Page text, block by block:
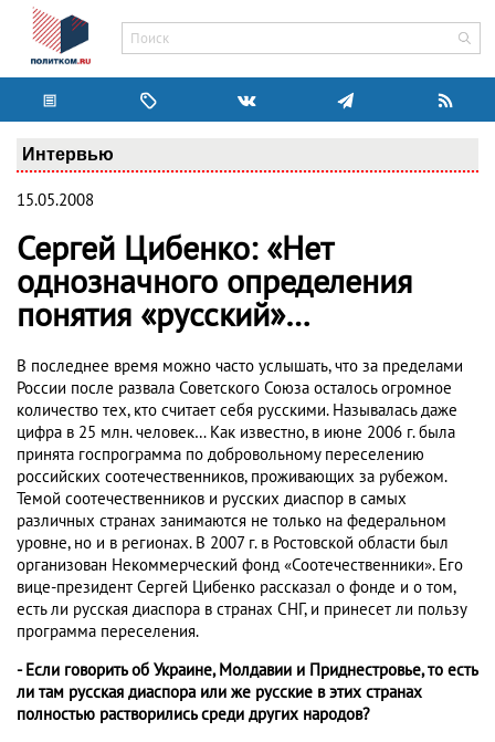
Интервью
15.05.2008
Сергей Цибенко: «Нет
однозначного определения
понятия «русский»…
В последнее время можно часто услышать, что за пределами
России после развала Советского Союза осталось огромное
количество тех, кто считает себя русскими. Называлась даже
цифра в 25 млн. человек… Как известно, в июне 2006 г. была
принята госпрограмма по добровольному переселению
российских соотечественников, проживающих за рубежом.
Темой соотечественников и русских диаспор в самых
различных странах занимаются не только на федеральном
уровне, но и в регионах. В 2007 г. в Ростовской области был
организован Некоммерческий фонд «Соотечественники». Его
вице-президент Сергей Цибенко рассказал о фонде и о том,
есть ли русская диаспора в странах СНГ, и принесет ли пользу
программа переселения.
- Если говорить об Украине, Молдавии и Приднестровье, то есть
ли там русская диаспора или же русские в этих странах
полностью растворились среди других народов?